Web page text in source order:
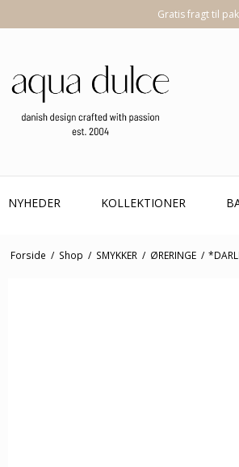
Gratis fragt til
NYHEDER KOLLEKTIONER
Forside / Shop / SMYKKER / ØRERINGE /